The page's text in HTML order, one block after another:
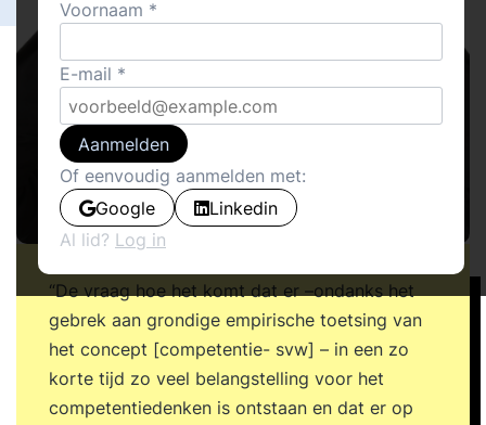
“De vraag hoe het komt dat er –ondanks het
gebrek aan grondige empirische toetsing van
het concept [competentie- svw] – in een zo
korte tijd zo veel belangstelling voor het
competentiedenken is ontstaan en dat er op
Voornaam
E-mail
Aanmelden
Of eenvoudig aanmelden met:
Google
Linkedin
Al lid? Log in